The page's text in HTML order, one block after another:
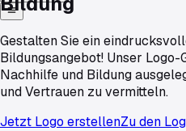
Gestalten Sie ein
Bildungsangebot! Unser
Nachhilfe und Bildung
und Vertrauen zu vermitteln.
Jetzt Logo erstellenZu den